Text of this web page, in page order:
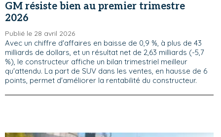
GM résiste bien au premier trimestre
2026
Publié le 28 avril 2026
Avec un chiffre d'affaires en baisse de 0,9 %, à plus de 43
milliards de dollars, et un résultat net de 2,63 milliards (-5,7
%), le constructeur affiche un bilan trimestriel meilleur
qu'attendu. La part de SUV dans les ventes, en hausse de 6
points, permet d'améliorer la rentabilité du constructeur.